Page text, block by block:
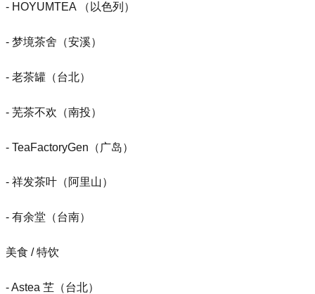
- HOYUMTEA （以色列）
- 梦境茶舍（安溪）
- 老茶罐（台北）
- 芜茶不欢（南投）
- TeaFactoryGen（广岛）
- 祥发茶叶（阿里山）
- 有余堂（台南）
美食 / 特饮
- Astea 芏（台北）